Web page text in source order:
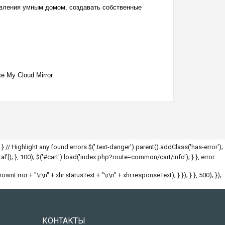
умным домом, создавать собственные
My Cloud Mirror.
} // Highlight any found errors $('.text-danger').parent().addClass('has-error');
}, 100); $('#cart').load('index.php?route=common/cart/info'); } }, error:
+ "\r\n" + xhr.statusText + "\r\n" + xhr.responseText); } }); } }, 500); });
КОНТАКТЫ